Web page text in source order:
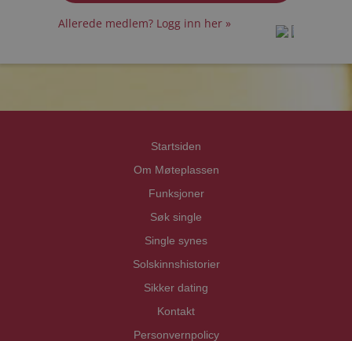
Allerede medlem? Logg inn her »
Startsiden
Om Møteplassen
Funksjoner
Søk single
Single synes
Solskinnshistorier
Sikker dating
Kontakt
Personvernpolicy